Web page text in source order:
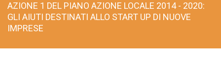
AZIONE 1 DEL PIANO AZIONE LOCALE 2014 - 2020:
GLI AIUTI DESTINATI ALLO START UP DI NUOVE
IMPRESE